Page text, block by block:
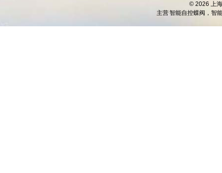
© 2026 上
主营智能自控蝶阀，智